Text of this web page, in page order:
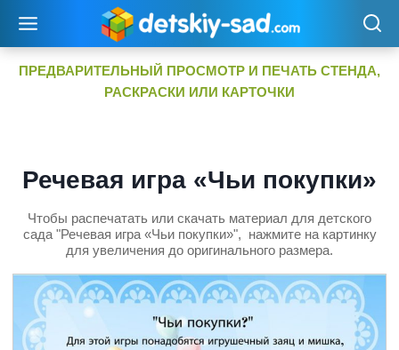
содержимому
ПРЕДВАРИТЕЛЬНЫЙ ПРОСМОТР И ПЕЧАТЬ СТЕНДА,
РАСКРАСКИ ИЛИ КАРТОЧКИ
Речевая игра «Чьи покупки»
Чтобы распечатать или скачать материал для детского
сада "Речевая игра «Чьи покупки»", нажмите на картинку
для увеличения до оригинального размера.